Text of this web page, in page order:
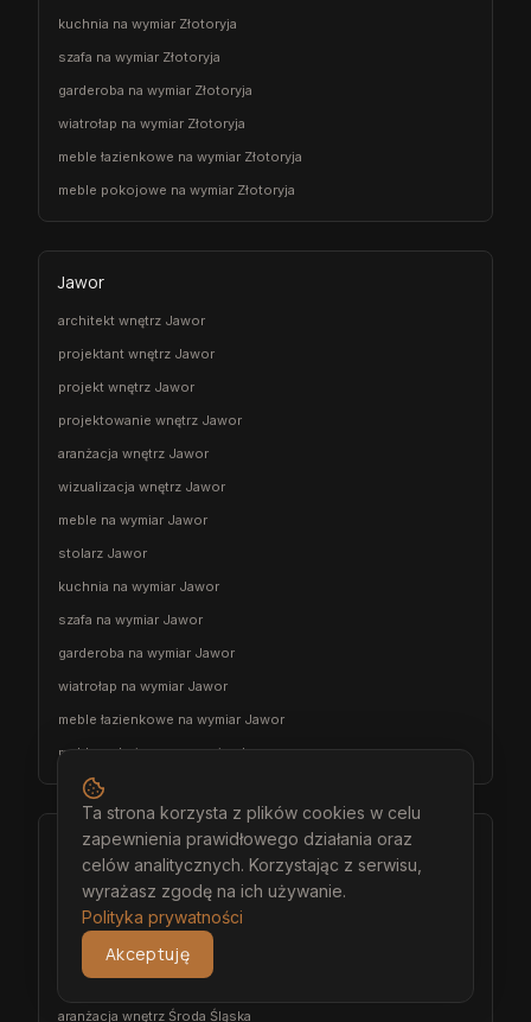
kuchnia na wymiar Złotoryja
szafa na wymiar Złotoryja
garderoba na wymiar Złotoryja
wiatrołap na wymiar Złotoryja
meble łazienkowe na wymiar Złotoryja
meble pokojowe na wymiar Złotoryja
Jawor
architekt wnętrz Jawor
projektant wnętrz Jawor
projekt wnętrz Jawor
projektowanie wnętrz Jawor
aranżacja wnętrz Jawor
wizualizacja wnętrz Jawor
meble na wymiar Jawor
stolarz Jawor
kuchnia na wymiar Jawor
szafa na wymiar Jawor
garderoba na wymiar Jawor
wiatrołap na wymiar Jawor
meble łazienkowe na wymiar Jawor
meble pokojowe na wymiar Jawor
Środa Śląska
architekt wnętrz Środa Śląska
projektant wnętrz Środa Śląska
projekt wnętrz Środa Śląska
projektowanie wnętrz Środa Śląska
aranżacja wnętrz Środa Śląska
Ta strona korzysta z plików cookies w celu
zapewnienia prawidłowego działania oraz
celów analitycznych. Korzystając z serwisu,
wyrażasz zgodę na ich używanie.
Polityka prywatności
Akceptuję